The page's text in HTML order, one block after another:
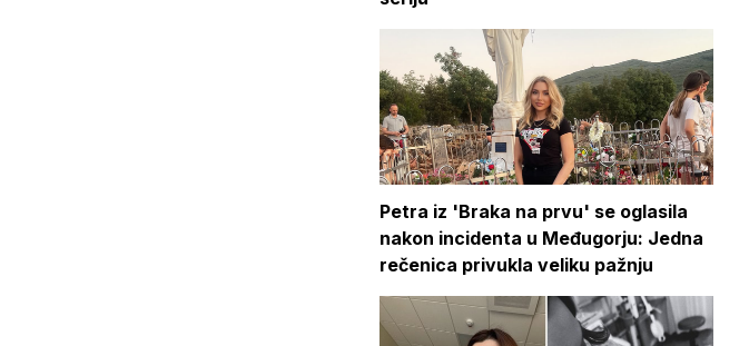
Petra iz 'Braka na prvu' se oglasila
nakon incidenta u Međugorju: Jedna
rečenica privukla veliku pažnju